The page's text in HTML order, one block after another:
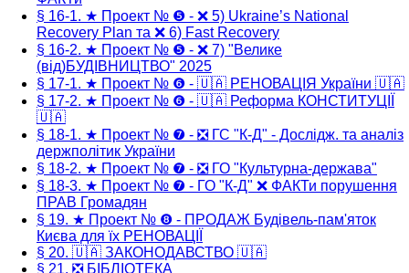
§ 16-1. ★ Проект № ❺ - ❌ 5) Ukraine’s National
Recovery Plan та ❌ 6) Fast Recovery
§ 16-2. ★ Проект № ❺ - ❌ 7) "Велике
(від)БУДІВНИЦТВО" 2025
§ 17-1. ★ Проект № ❻ - 🇺🇦 РЕНОВАЦІЯ України 🇺🇦
§ 17-2. ★ Проект № ❻ - 🇺🇦 Реформа КОНСТИТУЦІЇ
🇺🇦
§ 18-1. ★ Проект № ❼ - ❎ ГС "К-Д" - Дослідж. та аналіз
держполітик України
§ 18-2. ★ Проект № ❼ - ❎ ГО "Культурна-держава"
§ 18-3. ★ Проект № ❼ - ГО "К-Д" ❌ ФАКТи порушення
ПРАВ Громадян
§ 19. ★ Проект № ❽ - ПРОДАЖ Будівель-пам'яток
Києва для їх РЕНОВАЦІЇ
§ 20. 🇺🇦 ЗАКОНОДАВСТВО 🇺🇦
§ 21. ❎ БІБЛІОТЕКА